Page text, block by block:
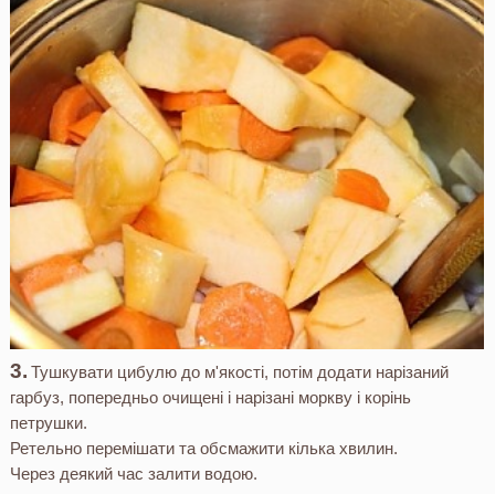
Тушкувати цибулю до м'якості, потім додати нарізаний
гарбуз, попередньо очищені і нарізані моркву і корінь
петрушки.
Ретельно перемішати та обсмажити кілька хвилин.
Через деякий час залити водою.